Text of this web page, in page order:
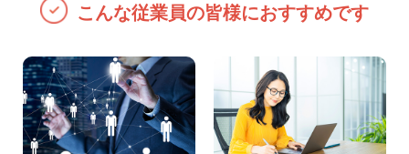
こんな従業員の皆様におすすめです